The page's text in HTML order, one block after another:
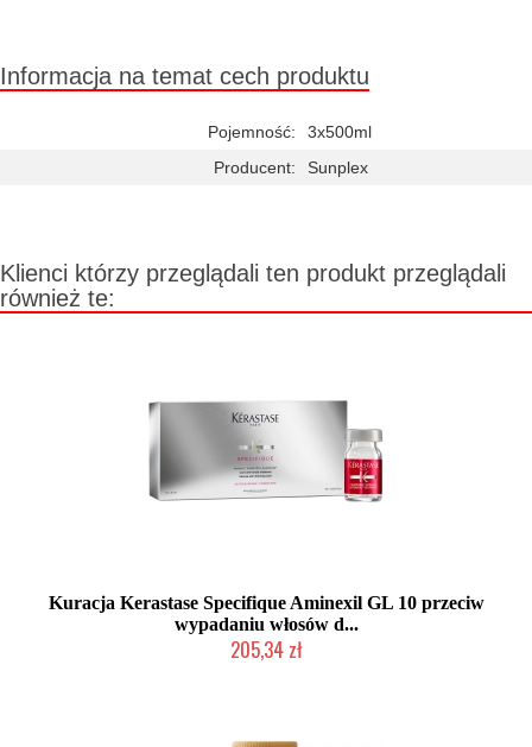
Informacja na temat cech produktu
Pojemność:
3x500ml
Producent:
Sunplex
Klienci którzy przeglądali ten produkt przeglądali
również te:
Kuracja Kerastase Specifique Aminexil GL 10 przeciw
wypadaniu włosów d...
205,34 zł